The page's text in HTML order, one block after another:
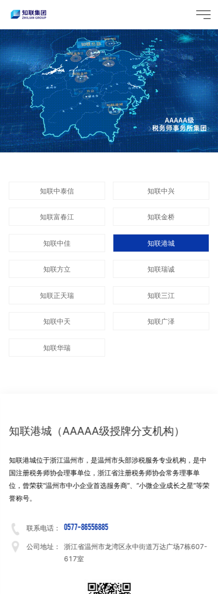
知联中泰信 知联中兴
知联富春江 知联金桥
知联中佳 知联港城
知联方立 知联瑞诚
知联正天瑞 知联三江
知联中天 知联广泽
知联华瑞
知联港城（AAAAA级授牌分支机构）
知联港城位于浙江温州市，是温州市头部涉税服务专业机构，是中
国注册税务师协会理事单位，浙江省注册税务师协会常务理事单
位，曾荣获“温州市中小企业首选服务商”、“小微企业成长之星”等荣
誉称号。
联系电话： 0577-86556885
公司地址：
浙江省温州市龙湾区永中街道万达广场7栋607-
617室